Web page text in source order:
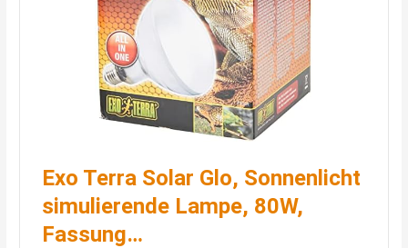
Exo Terra Solar Glo, Sonnenlicht
simulierende Lampe, 80W,
Fassung…